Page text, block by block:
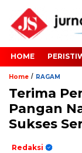
HOME
Home / RAGAM
Terima
Pangan
Sukses
Redaksi